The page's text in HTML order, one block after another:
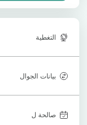
التغطية
بيانات الجوال
صالحة ل